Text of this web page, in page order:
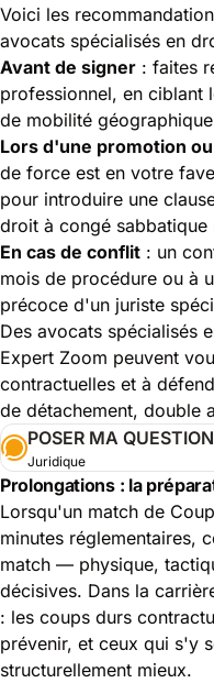
Voici les
avocats spécialisés en
Avant de signer : faites
professionnel, en ciblant
de mobilité
Lors d'une promotion
de force est en votre
pour introduire une
droit à congé sabbatique
En cas de conflit : un
mois de procédure ou à
précoce d'un juriste
Des avocats spécialisés
Expert Zoom peuvent
contractuelles et à
de détachement, double
POSER MA QUESTION
Juridique
Prolongations : la
Lorsqu'un match de
minutes réglementaires,
match — physique,
décisives. Dans la
: les coups durs
prévenir, et ceux qui s'y
structurellement mieux.